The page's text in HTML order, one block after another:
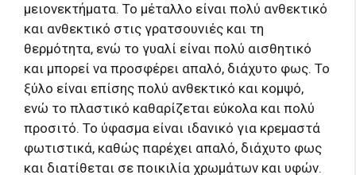
μειονεκτήματα. Το μέταλλο είναι πολύ ανθεκτικό
και ανθεκτικό στις γρατσουνιές και τη
θερμότητα, ενώ το γυαλί είναι πολύ αισθητικό
και μπορεί να προσφέρει απαλό, διάχυτο φως. Το
ξύλο είναι επίσης πολύ ανθεκτικό και κομψό,
ενώ το πλαστικό καθαρίζεται εύκολα και πολύ
προσιτό. Το ύφασμα είναι ιδανικό για κρεμαστά
φωτιστικά, καθώς παρέχει απαλό, διάχυτο φως
και διατίθεται σε ποικιλία χρωμάτων και υφών.